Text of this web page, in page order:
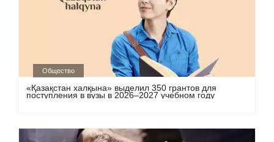
Общество
«Қазақстан халқына» выделил 350 грантов для
поступления в вузы в 2026–2027 учебном году